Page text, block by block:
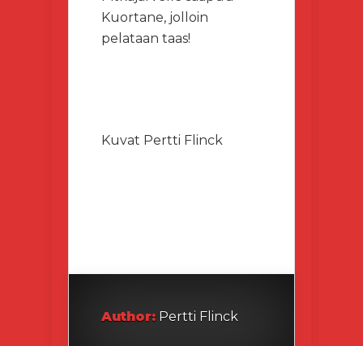
Kuortane, jolloin
pelataan taas!
Kuvat Pertti Flinck
Author: Pertti Flinck